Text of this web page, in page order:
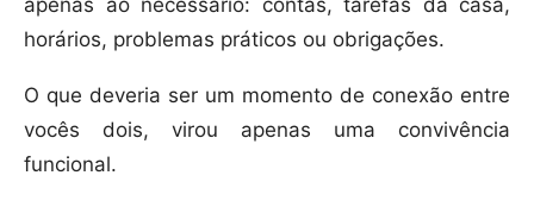
apenas ao necessário: contas, tarefas da casa,
horários, problemas práticos ou obrigações.
O que deveria ser um momento de conexão entre
vocês dois, virou apenas uma convivência
funcional.